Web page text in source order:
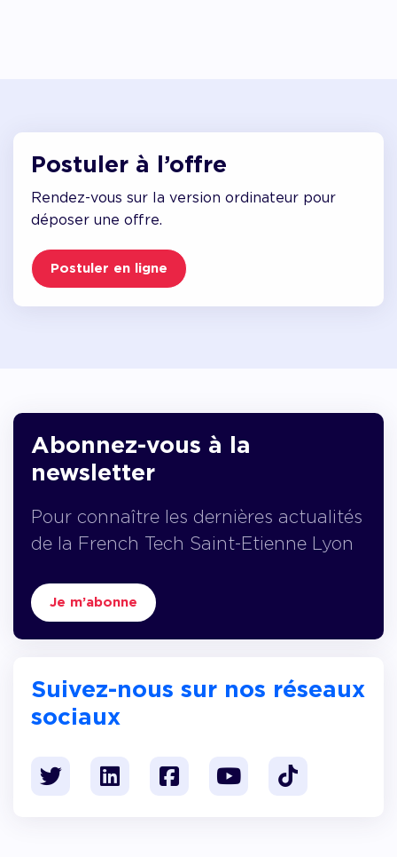
Postuler à l’offre
Rendez-vous sur la version ordinateur pour
déposer une offre.
Postuler en ligne
Abonnez-vous à la
newsletter
Pour connaître les dernières actualités
de la French Tech Saint-Etienne Lyon
Je m’abonne
Suivez-nous sur nos réseaux
sociaux